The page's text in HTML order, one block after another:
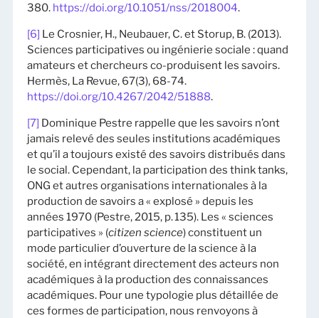
380. https://doi.org/10.1051/nss/2018004.
[6] Le Crosnier, H., Neubauer, C. et Storup, B. (2013).
Sciences participatives ou ingénierie sociale : quand
amateurs et chercheurs co-produisent les savoirs.
Hermès, La Revue, 67(3), 68-74.
https://doi.org/10.4267/2042/51888.
[7] Dominique Pestre rappelle que les savoirs n’ont
jamais relevé des seules institutions académiques
et qu’il a toujours existé des savoirs distribués dans
le social. Cependant, la participation des think tanks,
ONG et autres organisations internationales à la
production de savoirs a « explosé » depuis les
années 1970 (Pestre, 2015, p. 135). Les « sciences
participatives » (citizen science) constituent un
mode particulier d’ouverture de la science à la
société, en intégrant directement des acteurs non
académiques à la production des connaissances
académiques. Pour une typologie plus détaillée de
ces formes de participation, nous renvoyons à